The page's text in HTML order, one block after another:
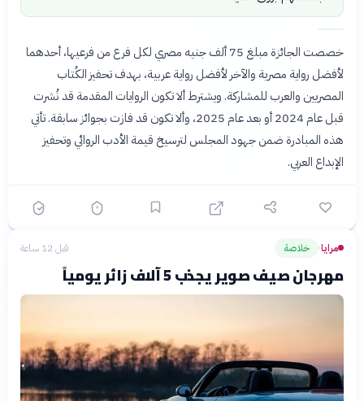
خصصت الجائزة مبلغ 75 ألف جنيه مصري لكل فرع من فرعيها، أحدهما
لأفضل رواية مصرية والآخر لأفضل رواية عربية، بهدف تحفيز الكُتاب
المصريين والعرب للمشاركة. ويشترط ألا تكون الروايات المقدمة قد نُشرت
قبل عام 2024 أو بعد عام 2025، وألا تكون قد فازت بجوائز سابقة. تأتي
هذه المبادرة ضمن جهود المجلس لترسيخ قيمة الأدب الروائي وتحفيز
الإبداع العربي.
مرايا› خلاصة قبل 12 ساعة
مهرجان صيف صوير يجذب 5 آلاف زائر يومياً